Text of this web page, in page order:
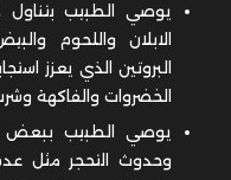
يوصي الطبيب
الابلان واللحوم
البروتين الذي يعزز
الخضروات والفاكهة
يوصي الطبيب ببعض
وحدوث التحجر مثل